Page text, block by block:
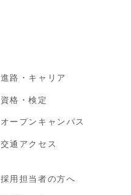
進路・キャリア
資格・検定
オープンキャンパス
交通アクセス
採用担当者の方へ